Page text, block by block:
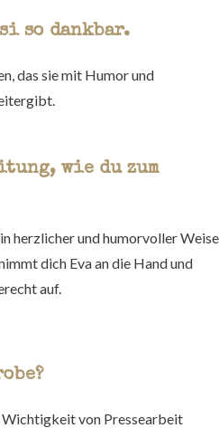
so dankbar.
das sie mit Humor und
wie du zum
herzlicher und humorvoller Weise
dich Eva an die Hand und
auf.
Wichtigkeit von Pressearbeit